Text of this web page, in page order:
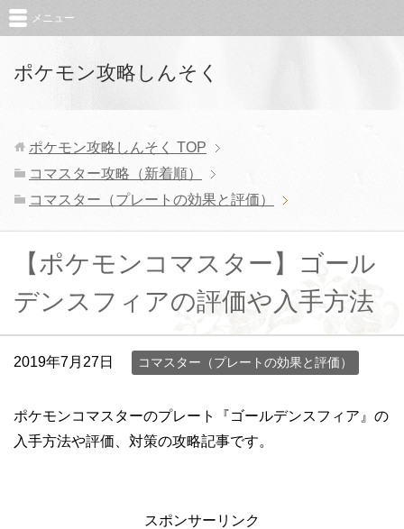
ポケモン攻略しんそく
メニュー
ポケモン攻略しんそく TOP
コマスター攻略（新着順）
コマスター（プレートの効果と評価）
【ポケモンコマスター】ゴール
デンスフィアの評価や入手方法
2019年7月27日 コマスター（プレートの効果と評価）
ポケモンコマスターのプレート『ゴールデンスフィア』の
入手方法や評価、対策の攻略記事です。
スポンサーリンク